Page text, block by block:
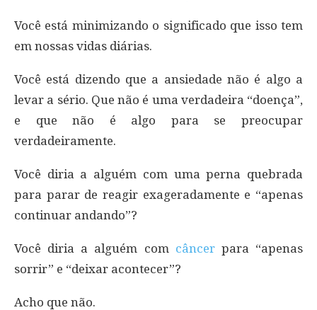
Você está minimizando o significado que isso tem
em nossas vidas diárias.
Você está dizendo que a ansiedade não é algo a
levar a sério. Que não é uma verdadeira “doença”,
e que não é algo para se preocupar
verdadeiramente.
Você diria a alguém com uma perna quebrada
para parar de reagir exageradamente e “apenas
continuar andando”?
Você diria a alguém com câncerpara “apenas
sorrir” e “deixar acontecer”?
Acho que não.